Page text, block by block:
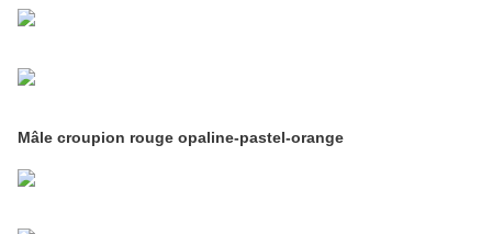
Mâle croupion rouge opaline-pastel-orange